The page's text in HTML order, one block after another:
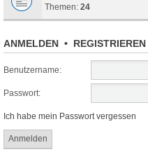
Themen: 24
ANMELDEN • REGISTRIEREN
Benutzername:
Passwort:
Ich habe mein Passwort vergessen